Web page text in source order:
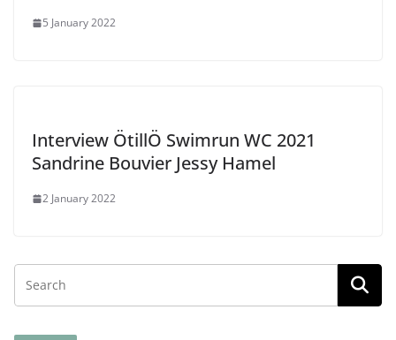
5 January 2022
Interview ÖtillÖ Swimrun WC 2021
Sandrine Bouvier Jessy Hamel
2 January 2022